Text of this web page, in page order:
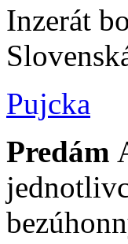
Inzerát
Pujcka
Predám